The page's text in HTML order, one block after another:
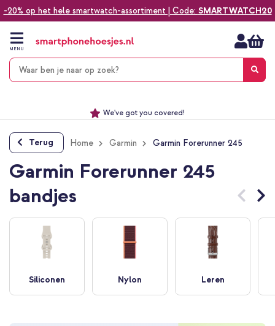
-20% op het hele smartwatch-assortiment | Code: SMARTWATCH20
naar
inhoud
MENU
Alles voor jouw telefoon, tablet, smartwatch of laptop
We've got you covered!
Terug Home Garmin Garmin Forerunner 245
Garmin Forerunner 245
bandjes
Siliconen Nylon Leren